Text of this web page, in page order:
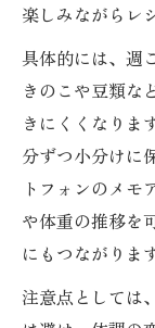
楽しみながらレ
具体的には、週
きのこや豆類な
きにくくなりま
分ずつ小分けに
トフォンのメモ
や体重の推移を
にもつながりま
注意点としては